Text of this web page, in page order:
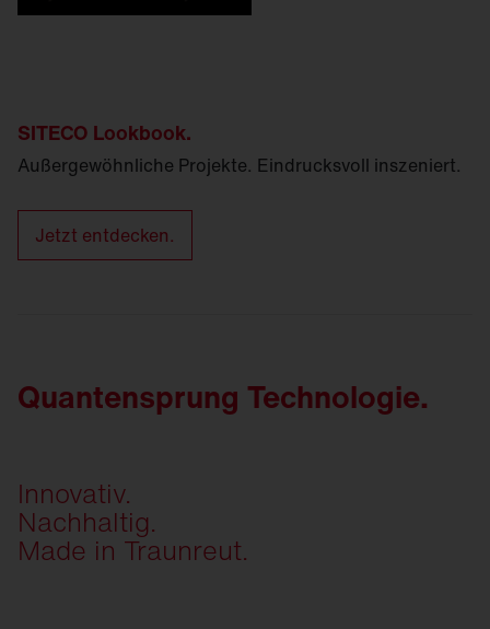
SITECO Lookbook.
Außergewöhnliche Projekte. Eindrucksvoll inszeniert.
Jetzt entdecken.
Quantensprung Technologie.
Innovativ.
Nachhaltig.
Made in Traunreut.